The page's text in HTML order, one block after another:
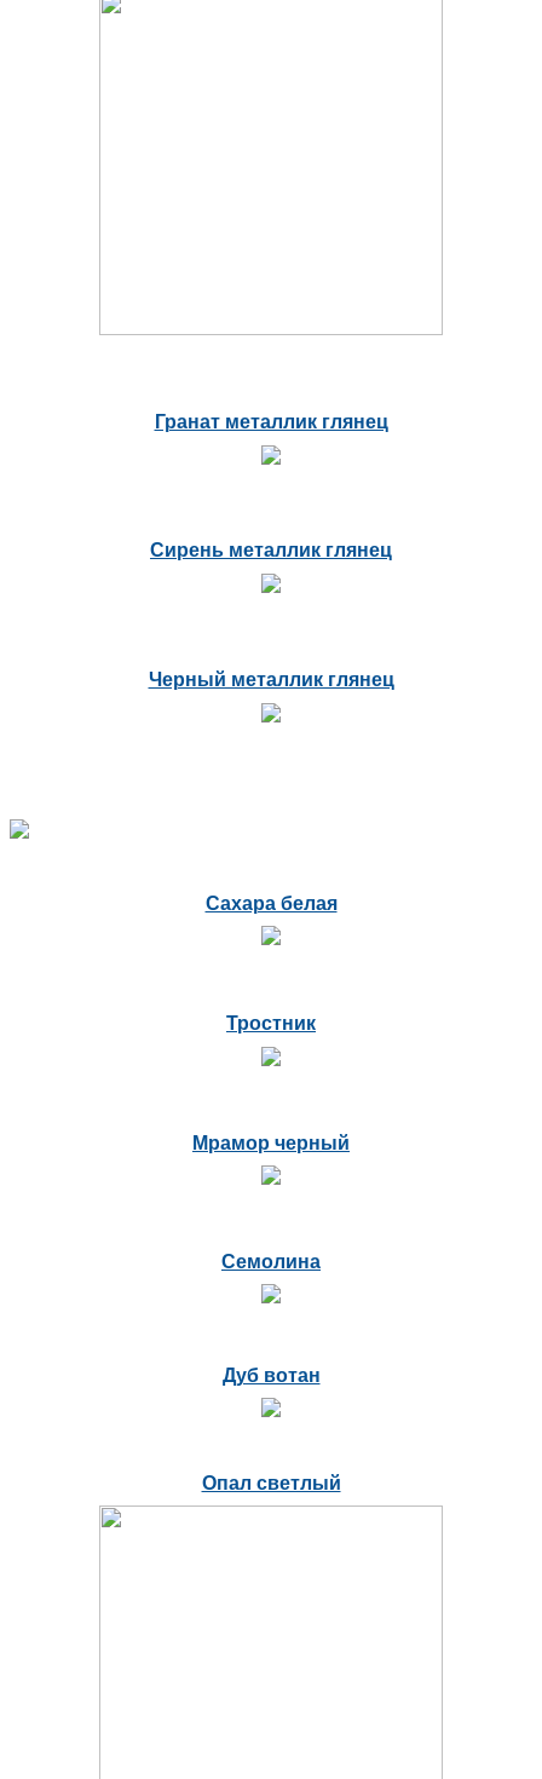
Гранат металлик глянец
Сирень металлик глянец
Черный металлик глянец
Сахара белая
Тростник
Мрамор черный
Семолина
Дуб вотан
Опал светлый